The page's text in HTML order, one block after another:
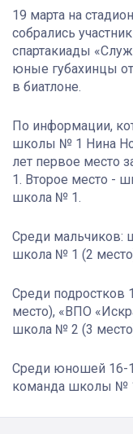
19 марта на
собрались
спартакиады
юные губахинцы
в биатлоне.
По информации,
школы № 1 Нина
лет первое место
1. Второе место -
школа № 1.
Среди мальчиков:
школа № 1 (2
Среди подростков
место), «ВПО
школа № 2 (3
Среди юношей 16-
команда школы №